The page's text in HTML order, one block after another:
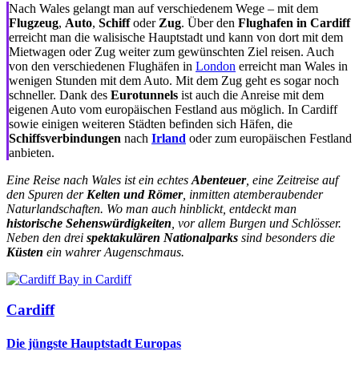
Nach Wales gelangt man auf verschiedenem Wege – mit dem
Flugzeug, Auto, Schiffoder Zug. Über den Flughafen in Cardiff
erreicht man die walisische Hauptstadt und kann von dort mit dem
Mietwagen oder Zug weiter zum gewünschten Ziel reisen. Auch
von den verschiedenen Flughäfen in London erreicht man Wales in
wenigen Stunden mit dem Auto. Mit dem Zug geht es sogar noch
schneller. Dank des Eurotunnels ist auch die Anreise mit dem
eigenen Auto vom europäischen Festland aus möglich. In Cardiff
sowie einigen weiteren Städten befinden sich Häfen, die
Schiffsverbindungen nach Irland oder zum europäischen Festland
anbieten.
Eine Reise nach Wales ist ein echtes Abenteuer, eine Zeitreise auf
den Spuren der Kelten und Römer, inmitten atemberaubender
Naturlandschaften. Wo man auch hinblickt, entdeckt man
historische Sehenswürdigkeiten , vor allem Burgen und Schlösser.
Neben den drei spektakulären Nationalparks sind besonders die
Küsten ein wahrer Augenschmaus.
Cardiff
Die jüngste Hauptstadt Europas